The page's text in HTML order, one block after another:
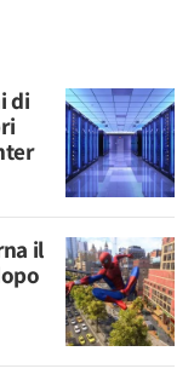
di
il